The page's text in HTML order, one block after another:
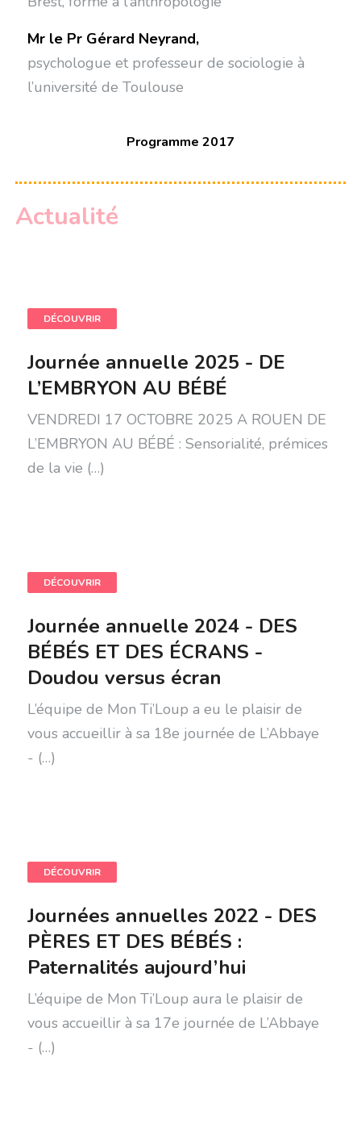
Mr le Pr Gérard Neyrand,
psychologue et professeur de sociologie à
l’université de Toulouse
Programme 2017
Actualité
DÉCOUVRIR
Journée annuelle 2025 - DE
L’EMBRYON AU BÉBÉ
VENDREDI 17 OCTOBRE 2025 A ROUEN DE
L’EMBRYON AU BÉBÉ : Sensorialité, prémices
de la vie (…)
DÉCOUVRIR
Journée annuelle 2024 - DES
BÉBÉS ET DES ÉCRANS -
Doudou versus écran
L’équipe de Mon Ti’Loup a eu le plaisir de
vous accueillir à sa 18e journée de L’Abbaye
- (…)
DÉCOUVRIR
Journées annuelles 2022 - DES
PÈRES ET DES BÉBÉS :
Paternalités aujourd’hui
L’équipe de Mon Ti’Loup aura le plaisir de
vous accueillir à sa 17e journée de L’Abbaye
- (…)